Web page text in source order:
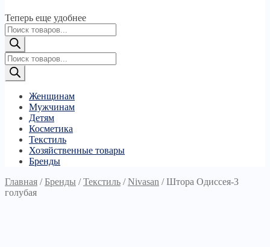
Теперь еще удобнее
Поиск
товаров
Поиск
товаров
Женщинам
Мужчинам
Детям
Косметика
Текстиль
Хозяйственные товары
Бренды
Главная /Бренды /Текстиль /Nivasan /Штора Одиссея-3
голубая